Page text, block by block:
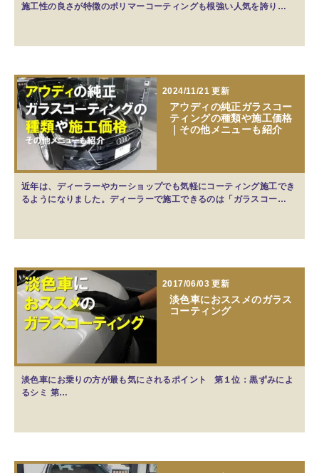
施工性の良さが特徴のポリマーコーティングも根強い人気を誇り…
2024/11/21 更新
アウディの純正ガラスコー
ティングの種類や施工価格
｜その他メニューも紹介
近年は、ディーラーやカーショップでも気軽にコーティング施工でき
るようになりました。ディーラーで施工できるのは「ガラスコー…
2017/06/03 更新
淡色車におススメのガラス
コーティング
淡色車にお乗りの方が最も気にされるポイント 第１位：黒ずみによ
るシミ 第…